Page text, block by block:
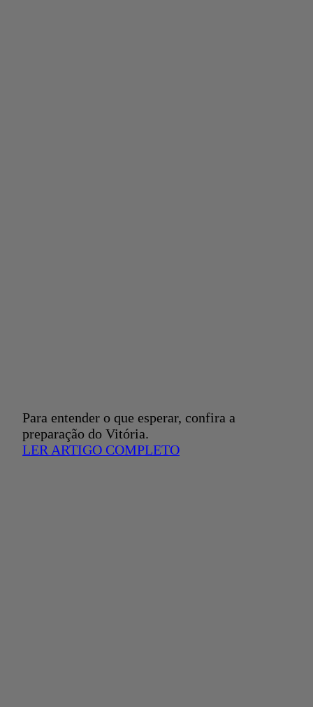
Para entender o que esperar, confira a
preparação do Vitória.
LER ARTIGO COMPLETO